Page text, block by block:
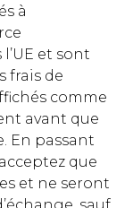
à
et sont
frais de
comme
avant que
En passant
que
et ne seront